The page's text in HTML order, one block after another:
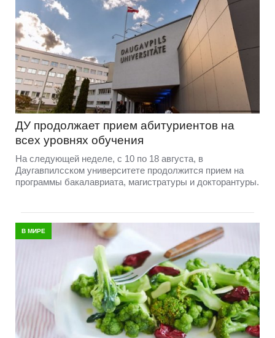
ДУ продолжает прием абитуриентов на
всех уровнях обучения
На следующей неделе, с 10 по 18 августа, в
Даугавпилсском университете продолжится прием на
программы бакалавриата, магистратуры и докторантуры.
В МИРЕ